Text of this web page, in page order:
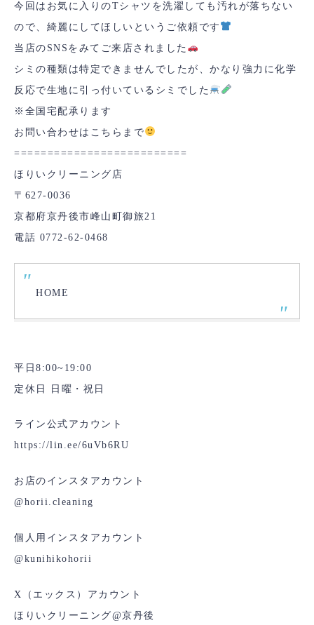
今回はお気に入りのTシャツを洗濯しても汚れが落ちない
ので、綺麗にしてほしいというご依頼です
当店のSNSをみてご来店されました
シミの種類は特定できませんでしたが、かなり強力に化学
反応で生地に引っ付いているシミでした
※全国宅配承ります
お問い合わせはこちらまで
==========================
ほりいクリーニング店
〒627-0036
京都府京丹後市峰山町御旅21
電話 0772-62-0468
HOME
平日8:00~19:00
定休日 日曜・祝日
ライン公式アカウント
https://lin.ee/6uVb6RU
お店のインスタアカウント
@horii.cleaning
個人用インスタアカウント
@kunihikohorii
X（エックス）アカウント
ほりいクリーニング@京丹後